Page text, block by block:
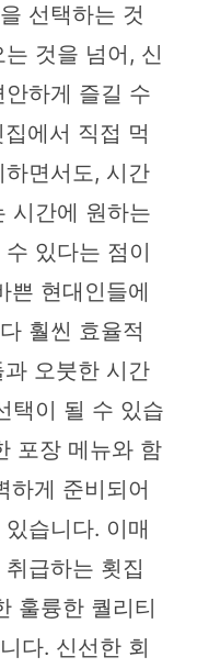
선택하는 것
것을 넘어, 신
하게 즐길 수
에서 직접 먹
면서도, 시간
시간에 원하는
있다는 점이
쁜 현대인들에
훨씬 효율적
오붓한 시간
택이 될 수 있습
포장 메뉴와 함
하게 준비되어
습니다. 이매
급하는 횟집
훌륭한 퀄리티
다. 신선한 회